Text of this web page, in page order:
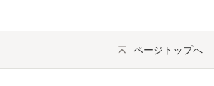
ページトップへ